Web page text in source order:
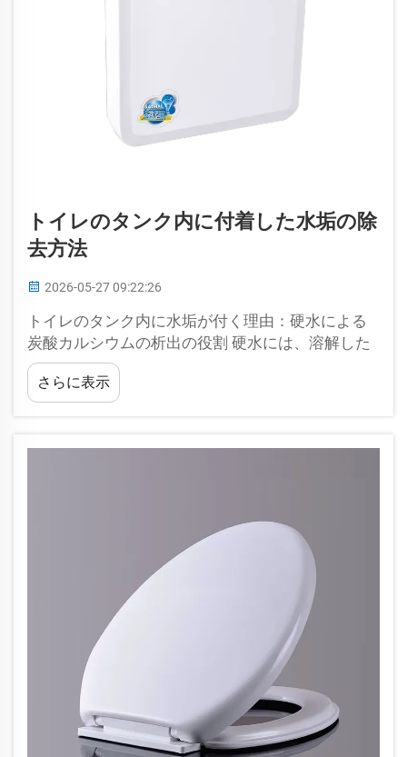
トイレのタンク内に付着した水垢の除
去方法
2026-05-27 09:22:26
トイレのタンク内に水垢が付く理由：硬水による
炭酸カルシウムの析出の役割 硬水には、溶解した
カルシウムイオンおよびマグネシウムイオンが高
濃度で含まれています。この水がトイレのタンク
内に入ると、これらのイオンが自然に…
さらに表示